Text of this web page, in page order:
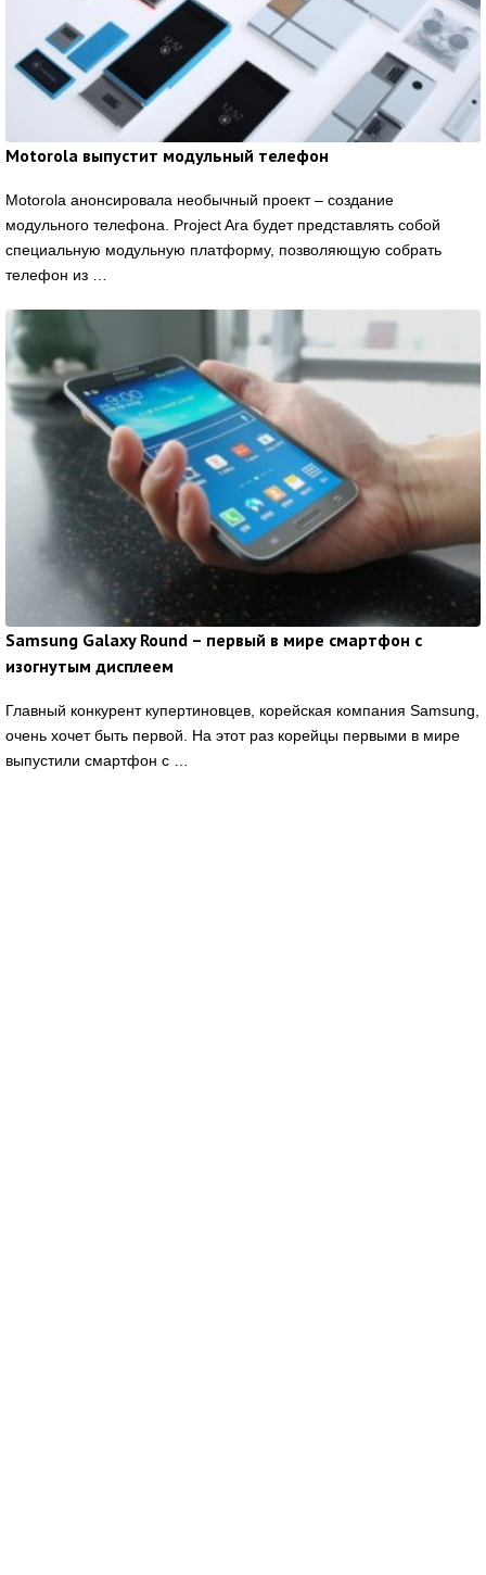
Motorola выпустит модульный телефон
Motorola анонсировала необычный проект – создание
модульного телефона. Project Ara будет представлять собой
специальную модульную платформу, позволяющую собрать
телефон из …
Samsung Galaxy Round – первый в мире смартфон с
изогнутым дисплеем
Главный конкурент купертиновцев, корейская компания Samsung,
очень хочет быть первой. На этот раз корейцы первыми в мире
выпустили смартфон с …